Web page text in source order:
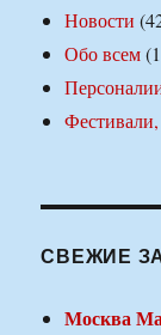
Новости
Обо всем
СВЕЖИЕ
Москва